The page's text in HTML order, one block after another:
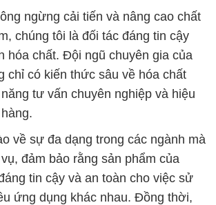
ngừng cải tiến và nâng cao chất
chúng tôi là đối tác đáng tin cậy
hóa chất. Đội ngũ chuyên gia của
chỉ có kiến thức sâu về hóa chất
tư vấn chuyên nghiệp và hiệu
về sự đa dạng trong các ngành mà
đảm bảo rằng sản phẩm của
tin cậy và an toàn cho việc sử
ứng dụng khác nhau. Đồng thời,